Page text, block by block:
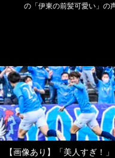
の「伊東の前髪可愛い」の
【画像あり】「美人すぎ！」